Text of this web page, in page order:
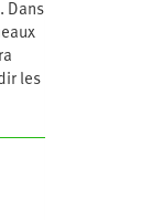
Dans
les